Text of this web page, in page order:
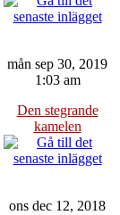
mån sep 30, 2019
1:03 am
Den stegrande
kamelen
ons dec 12, 2018